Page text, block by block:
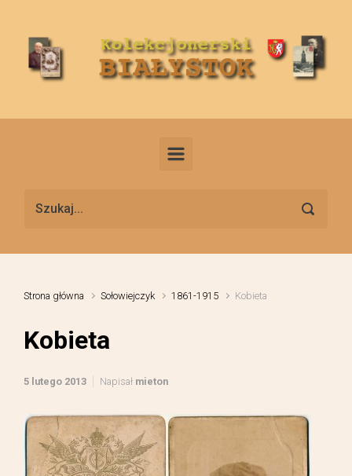
Strona główna Sołowiejczyk 1861-1915 Kobieta
Kobieta
5 lutego 2013 Napisał mieton